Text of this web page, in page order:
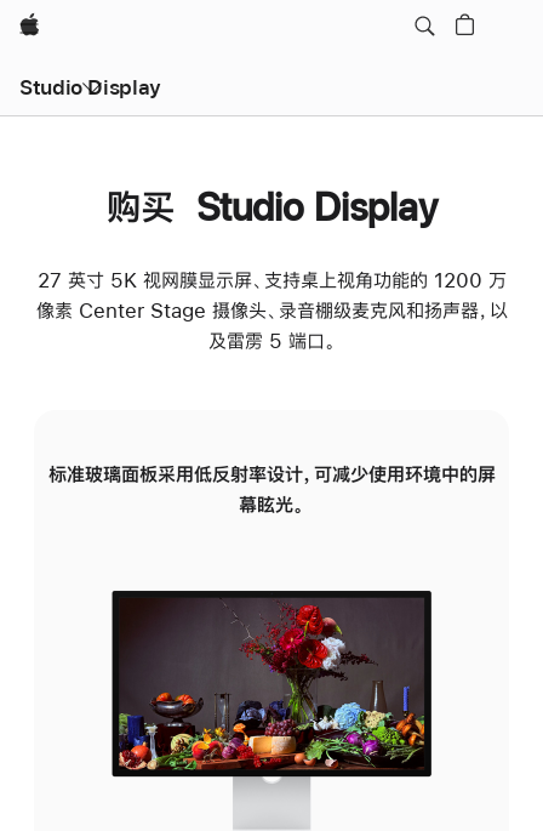
Apple
Studio Display
购买 Studio Display
27 英寸 5K 视网膜显示屏、支持桌上视角功能的 1200 万
像素 Center Stage 摄像头、录音棚级麦克风和扬声器，以
及雷雳 5 端口。
标准玻璃面板采用低反射率设计，可减少使用环境中的屏
幕眩光。